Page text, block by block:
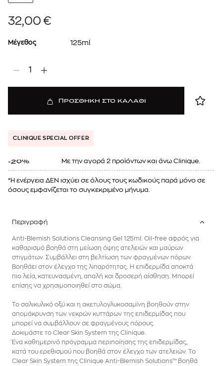
32,00 €
Μέγεθος 125ml
1
ΠΡΟΣΘΗΚΗ ΣΤΟ ΚΑΛΑΘΙ
CLINIQUE SPECIAL OFFER
-20% Mε την αγορά 2 προϊόντων και άνω Clinique.
*Η ενέργεια ΔΕΝ ισχύει σε όλους τους κωδικούς παρά μόνο σε
όσους εμφανίζεται το συγκεκριμένο μήνυμα.
Περιγραφή
Anti-Blemish Solutions Cleansing Gel 125ml: Oil-free αφρός για
καθαρισμό βοηθά στη μείωση όψης ατελειών και μαύρων
στιγμάτων. Συμβάλλει στη βελτίωση των φραγμένων πόρων.
Βοηθάει στον έλεγχο της λιπαρότητας. Η επιδερμίδα αποκτά
πιο λεία, κατευνασμένη, απαλή και δροσερή αίσθηση. Μπορεί
επίσης να χρησιμοποιηθεί στο σώμα.
Το σαλικυλικό οξύ και η ακετυλογλυκοσαμίνη βοηθούν στην
απομάκρυνση των νεκρών κυττάρων της επιδερμίδας που
μπορεί να συμβάλλουν σε φραγμένους πόρους.
Δοκιμάστε το Clear Skin System της Clinique.
Ένα καθημερινό πρόγραμμα περιποίησης της επιδερμίδας,
κατά του ερεθισμού που βοηθά στον έλεγχο των ατελειών. Το
Clear Skin System της Clinique Anti-Blemish Solutions™ βοηθά